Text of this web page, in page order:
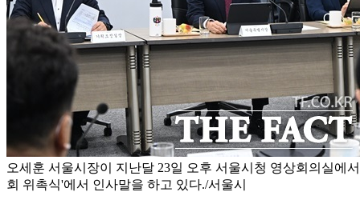
오세훈 서울시장이 지난달 23일 오후 서울시청 영상회의실에
회 위촉식'에서 인사말을 하고 있다./서울시